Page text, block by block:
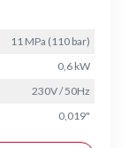
11 MPa (110 bar)
0,6 kW
230V / 50Hz
0,019"